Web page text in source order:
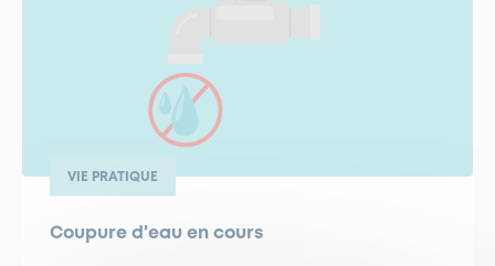
VIE PRATIQUE
Coupure d'eau en cours